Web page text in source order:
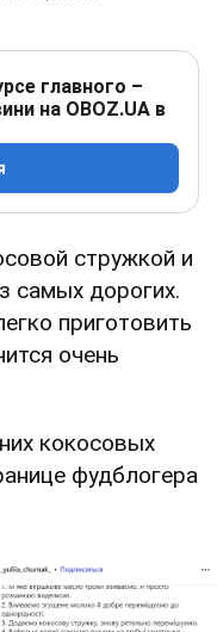
главного –
на OBOZ.UA в
стружкой и
самых дорогих.
приготовить
очень
кокосовых
фудблогера